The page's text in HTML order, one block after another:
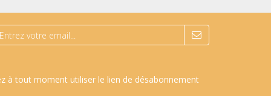
à tout moment utiliser le lien de désabonnement